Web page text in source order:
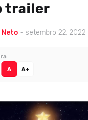
trailer
- setembro 22, 2022
A A+